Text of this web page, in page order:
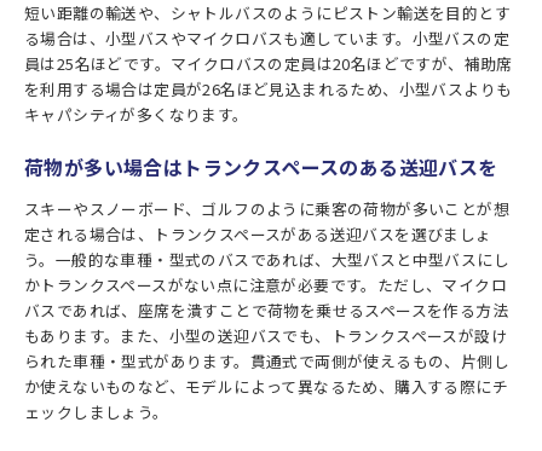
短い距離の輸送や、シャトルバスのようにピストン輸送を目的とす
る場合は、小型バスやマイクロバスも適しています。小型バスの定
員は25名ほどです。マイクロバスの定員は20名ほどですが、補助席
を利用する場合は定員が26名ほど見込まれるため、小型バスよりも
キャパシティが多くなります。
荷物が多い場合はトランクスペースのある送迎バスを
スキーやスノーボード、ゴルフのように乗客の荷物が多いことが想
定される場合は、トランクスペースがある送迎バスを選びましょ
う。一般的な車種・型式のバスであれば、大型バスと中型バスにし
かトランクスペースがない点に注意が必要です。ただし、マイクロ
バスであれば、座席を潰すことで荷物を乗せるスペースを作る方法
もあります。また、小型の送迎バスでも、トランクスペースが設け
られた車種・型式があります。貫通式で両側が使えるもの、片側し
か使えないものなど、モデルによって異なるため、購入する際にチ
ェックしましょう。